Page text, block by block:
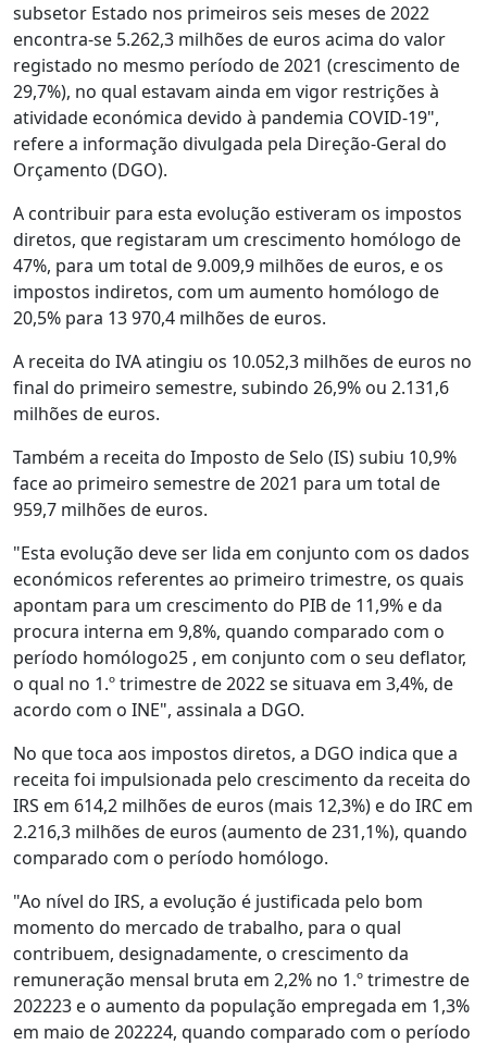
subsetor Estado nos primeiros seis meses de 2022
encontra-se 5.262,3 milhões de euros acima do valor
registado no mesmo período de 2021 (crescimento de
29,7%), no qual estavam ainda em vigor restrições à
atividade económica devido à pandemia COVID-19",
refere a informação divulgada pela Direção-Geral do
Orçamento (DGO).
A contribuir para esta evolução estiveram os impostos
diretos, que registaram um crescimento homólogo de
47%, para um total de 9.009,9 milhões de euros, e os
impostos indiretos, com um aumento homólogo de
20,5% para 13 970,4 milhões de euros.
A receita do IVA atingiu os 10.052,3 milhões de euros no
final do primeiro semestre, subindo 26,9% ou 2.131,6
milhões de euros.
Também a receita do Imposto de Selo (IS) subiu 10,9%
face ao primeiro semestre de 2021 para um total de
959,7 milhões de euros.
"Esta evolução deve ser lida em conjunto com os dados
económicos referentes ao primeiro trimestre, os quais
apontam para um crescimento do PIB de 11,9% e da
procura interna em 9,8%, quando comparado com o
período homólogo25 , em conjunto com o seu deflator,
o qual no 1.º trimestre de 2022 se situava em 3,4%, de
acordo com o INE", assinala a DGO.
No que toca aos impostos diretos, a DGO indica que a
receita foi impulsionada pelo crescimento da receita do
IRS em 614,2 milhões de euros (mais 12,3%) e do IRC em
2.216,3 milhões de euros (aumento de 231,1%), quando
comparado com o período homólogo.
"Ao nível do IRS, a evolução é justificada pelo bom
momento do mercado de trabalho, para o qual
contribuem, designadamente, o crescimento da
remuneração mensal bruta em 2,2% no 1.º trimestre de
202223 e o aumento da população empregada em 1,3%
em maio de 202224, quando comparado com o período